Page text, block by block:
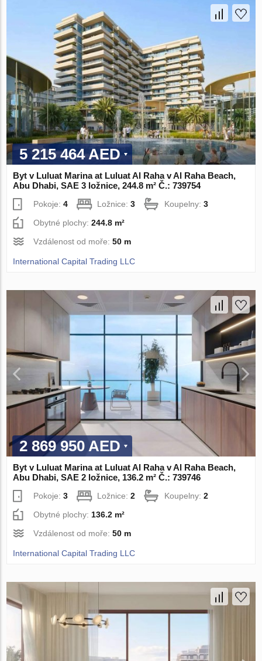
5 215 464 AED
Byt v Luluat Marina at Luluat Al Raha v Al Raha Beach,
Abu Dhabi, SAE 3 ložnice, 244.8 m² Č.: 739754
Pokoje:4 Ložnice:3 Koupelny:3
Obytné plochy:244.8 m²
Vzdálenost od moře:50 m
International Capital Trading LLC
2 869 950 AED
Byt v Luluat Marina at Luluat Al Raha v Al Raha Beach,
Abu Dhabi, SAE 2 ložnice, 136.2 m² Č.: 739746
Pokoje:3 Ložnice:2 Koupelny:2
Obytné plochy: 136.2 m²
Vzdálenost od moře:50 m
International Capital Trading LLC